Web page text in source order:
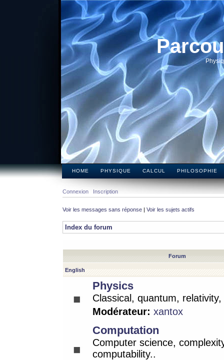
HOME PHYSIQUE CALCUL PHILOSOPHIE
Connexion Inscription
Voir les messages sans réponse | Voir les sujets actifs
Index du forum
Forum
English
Physics
Classical, quantum,
Modérateur: xantox
Computation
Computer science,
computability..